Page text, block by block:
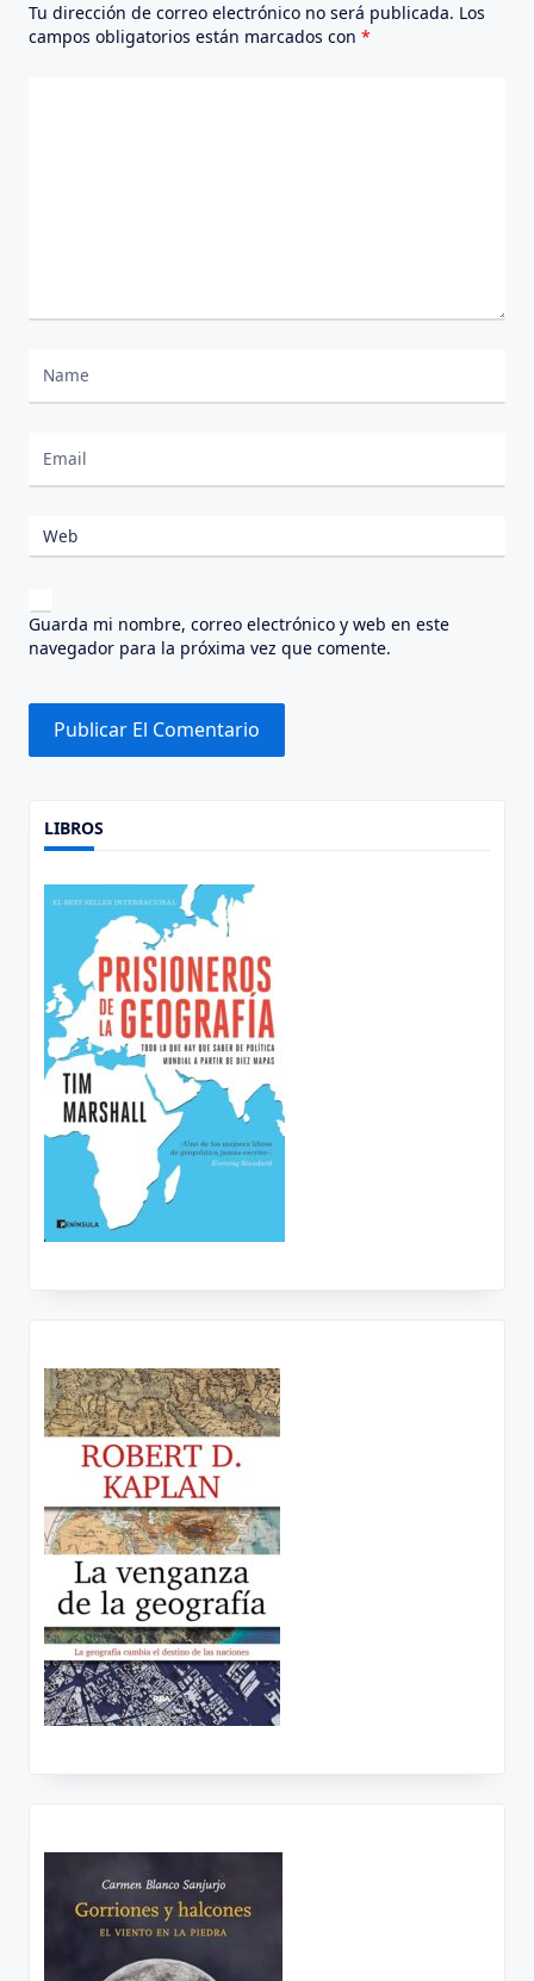
Tu dirección de correo electrónico no será publicada. Los
campos obligatorios están marcados con *
Nombre
Correo electrónico
Web
Guarda mi nombre, correo electrónico y web en este
navegador para la próxima vez que comente.
LIBROS